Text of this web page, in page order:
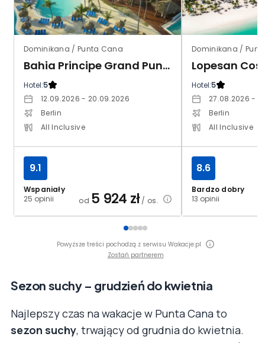
Dominikana / Punta Cana
Bahia Principe Grand Punta Cana
Hotel:5
12.09.2026 - 20.09.2026
Berlin
All Inclusive
Wspaniały
25 opinii
9.1
od 5 924 zł/ os.
Dominikana /
Lopesan
Hotel:5
27.08.2026 -
Berlin
All Inclusive
Bardzo dobry
13 opinii
8.6
Powyższe treści pochodzą z serwisu Wakacje.pl
Zostań partnerem
Sezon suchy – grudzień do kwietnia
Najlepszy czas na wakacje w Punta Cana to
sezon suchy, trwający od grudnia do kwietnia.